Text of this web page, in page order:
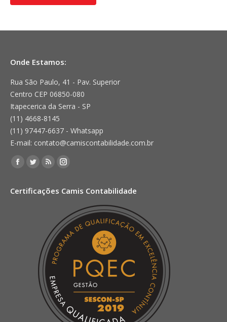
Onde Estamos:
Rua São Paulo, 41 - Pav. Superior
Centro CEP 06850-080
Itapecerica da Serra - SP
(11) 4668-8145
(11) 97447-6637 - Whatsapp
E-mail: contato@camiscontabilidade.com.br
Encontre-nos em:
Facebook
opens
Twitter
opens
window
Rss
opens
new
window
Instagram
opens
new
window
Certificações Camis Contabilidade